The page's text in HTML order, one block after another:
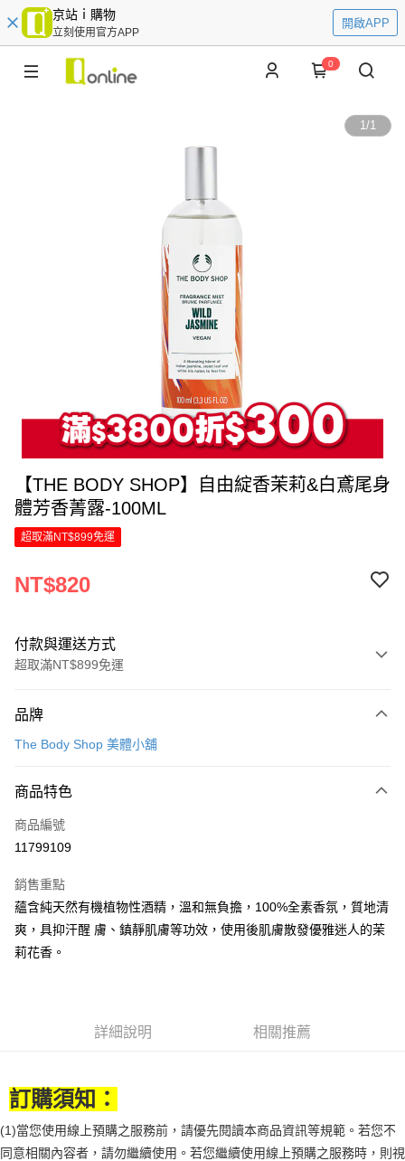
京站ｉ購物
立刻使用官方APP
開啟APP
0
1/1
【THE BODY SHOP】自由綻香茉莉&白鳶尾身
體芳香菁露-100ML
超取滿NT$899免運
NT$820
付款與運送方式
超取滿NT$899免運
信用卡一次付款
Apple Pay
街口支付
Google Pay
全盈+PAY
大哥付你分期
2.付款方式選擇「大哥付你分期」，訂單成立後會自動跳轉到大哥付的交易
4.訂單成立30分鐘內，如未前往確認交易或遇審核未通過，訂單將自動取
法說明評估內容。
【繳款方式說明】
便利好安心！
１．簡單：不需註冊會員、不需綁卡、不需儲值。
２．便利：只要手機號碼，簡訊認證，即可結帳。
３．安心：先確認商品／服務後，再付款。
運送方式
付款後全家取貨
品牌
The Body Shop 美體小舖
商品特色
商品編號
11799109
銷售重點
蘊含純天然有機植物性酒精，溫和無負擔，100%全素香氛，質地清
爽，具抑汗醒 膚、鎮靜肌膚等功效，使用後肌膚散發優雅迷人的茉
莉花香。
詳細說明 相關推薦
訂購須知：
(1)當您使用線上預購之服務前，請優先閱讀本商品資訊等規範。若您不
同意相關內容者，請勿繼續使用。若您繼續使用線上預購之服務時，則視